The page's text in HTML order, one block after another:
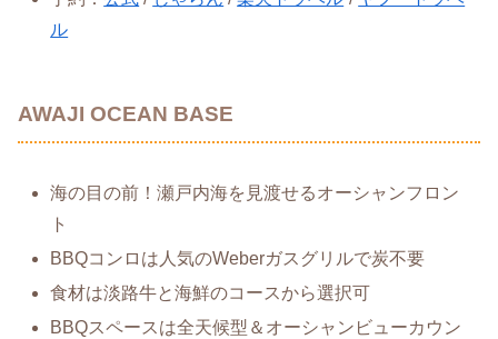
ル
AWAJI OCEAN BASE
海の目の前！瀬戸内海を見渡せるオーシャンフロン
ト
BBQコンロは人気のWeberガスグリルで炭不要
食材は淡路牛と海鮮のコースから選択可
BBQスペースは全天候型＆オーシャンビューカウン